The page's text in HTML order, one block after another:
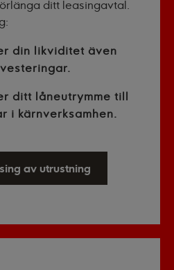
ditt leasingavtal.
din likviditet även
ditt låneutrymme till
i kärnverksamhen.
av utrustning